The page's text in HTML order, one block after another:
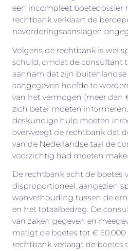
een incompleet boetedossier
rechtbank verklaart de
navorderingsaanslagen
Volgens de rechtbank is wel
schuld, omdat de consultant
aannam dat zijn
aangegeven hoefde te
van het vermogen (meer dan
zich beter moeten
deskundige hulp moeten
overweegt de rechtbank dat
van de Nederlandse taal de
voorzichtig had moeten
De rechtbank acht de boetes
disproportioneel, aangezien
wanverhouding tussen de
en het totaalbedrag. De
van zaken gegeven en
matigt de boetes tot € 50.000
rechtbank verlaagt de boetes